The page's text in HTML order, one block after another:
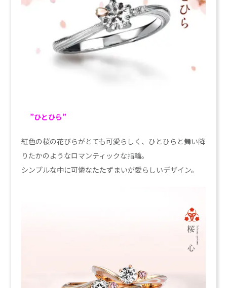
”ひとひら”
紅色の桜の花びらがとても可愛らしく、ひとひらと舞い降
りたかのようなロマンティックな指輪。
シンプルな中に可憐なたたずまいが愛らしいデザイン。